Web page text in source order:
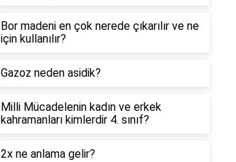
Bor madeni en çok nerede çıkarılır ve ne
için kullanılır?
Gazoz neden asidik?
Milli Mücadelenin kadın ve erkek
kahramanları kimlerdir 4. sınıf?
2x ne anlama gelir?